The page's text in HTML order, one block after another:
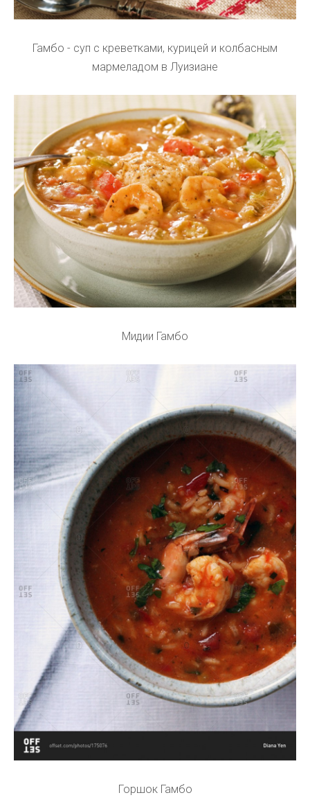
Гамбо - суп с креветками, курицей и колбасным
мармеладом в Луизиане
Мидии Гамбо
Горшок Гамбо